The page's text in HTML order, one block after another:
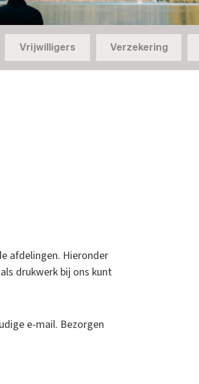
Vrijwilligers Verzekering
afdelingen. Hieronder
drukwerk bij ons kunt
e-mail. Bezorgen